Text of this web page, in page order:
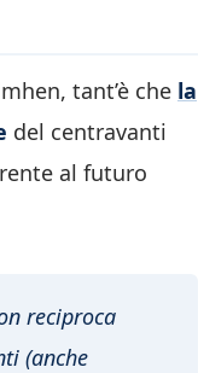
tant’è che la
del centravanti
al futuro
reciproca
(anche